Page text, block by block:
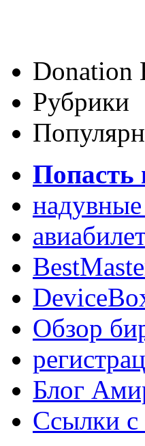
Donation
Рубрики
Попасть
Обзор
Блог
Ссылки